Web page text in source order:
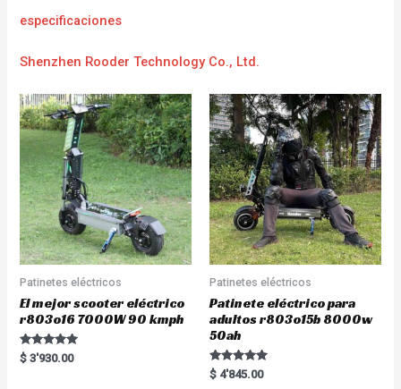
especificaciones
Shenzhen Rooder Technology Co., Ltd.
Patinetes eléctricos
El mejor scooter eléctrico
r803o16 7000W 90 kmph
Rated
5.00
$ 3'930.00
Patinetes eléctricos
Patinete eléctrico para
adultos r803o15b 8000w
50ah
Rated
5.00
$ 4'845.00